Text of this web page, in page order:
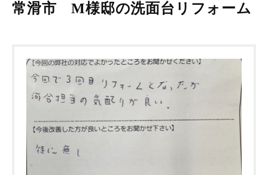
常滑市 M様邸の洗面台リフォーム